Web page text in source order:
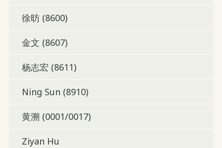
徐昉 (8600)
金文 (8607)
杨志宏 (8611)
Ning Sun (8910)
黄溯 (0001/0017)
Ziyan Hu